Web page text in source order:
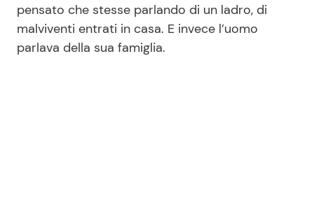
Privacy Policy
pensato che stesse parlando di un ladro, di
malviventi entrati in casa. E invece l’uomo
parlava della sua famiglia.